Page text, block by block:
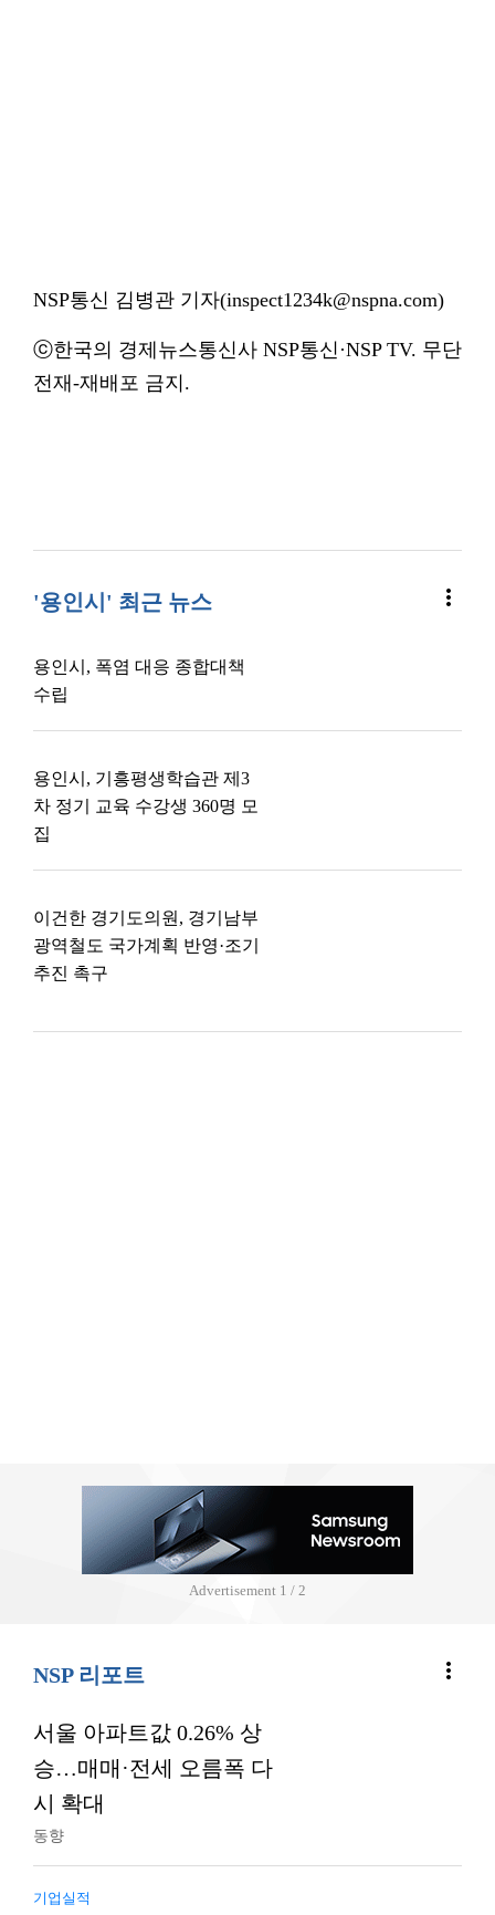
NSP통신 김병관 기자(inspect1234k@nspna.com)
ⓒ한국의 경제뉴스통신사 NSP통신·NSP TV. 무단
전재-재배포 금지.
'용인시' 최근 뉴스 more_vert
용인시, 폭염 대응 종합대책
수립
용인시, 기흥평생학습관 제3
차 정기 교육 수강생 360명 모
집
이건한 경기도의원, 경기남부
광역철도 국가계획 반영·조기
추진 촉구
Advertisement 2 / 2
NSP 리포트 more_vert
서울 아파트값 0.26% 상
승…매매·전세 오름폭 다
시 확대
동향
기업실적